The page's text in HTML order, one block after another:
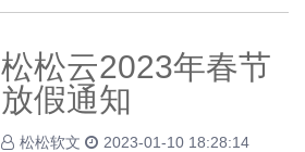
松松云2023年春节
放假通知
松松软文
2023-01-10 18:28:14